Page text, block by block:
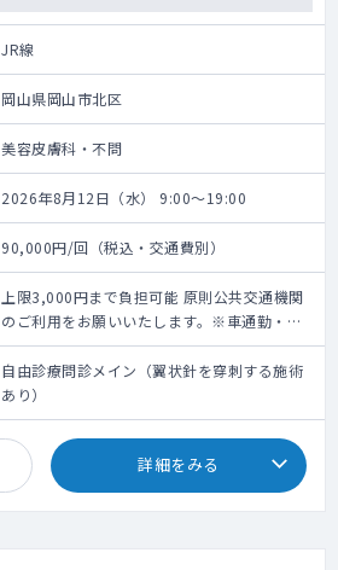
JR線
岡山県岡山市北区
美容皮膚科・不問
2026年8月12日（水） 9:00～19:00
90,000円/回（税込・交通費別）
上限3,000円まで負担可能 原則公共交通機関
のご利用をお願いいたします。※車通勤・タ
クシー利用要相談
自由診療問診メイン（翼状針を穿刺する施術
あり）
詳細をみる